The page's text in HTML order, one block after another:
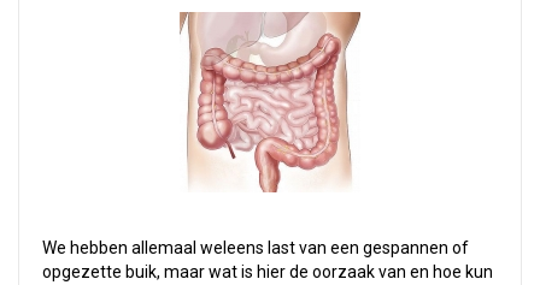
We hebben allemaal weleens last van een gespannen of
opgezette buik, maar wat is hier de oorzaak van en hoe kun